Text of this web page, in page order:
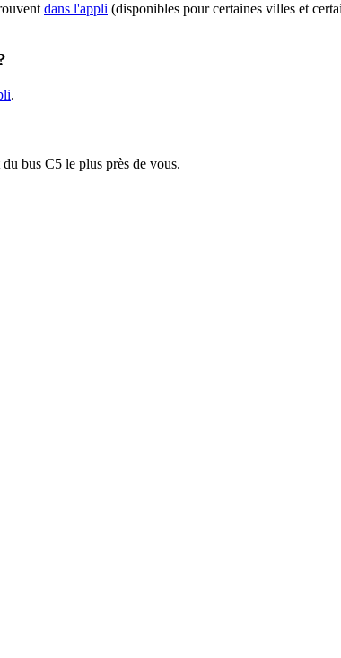
dans l'appli (disponibles pour certaines villes et
.
bus C5 le plus près de vous.